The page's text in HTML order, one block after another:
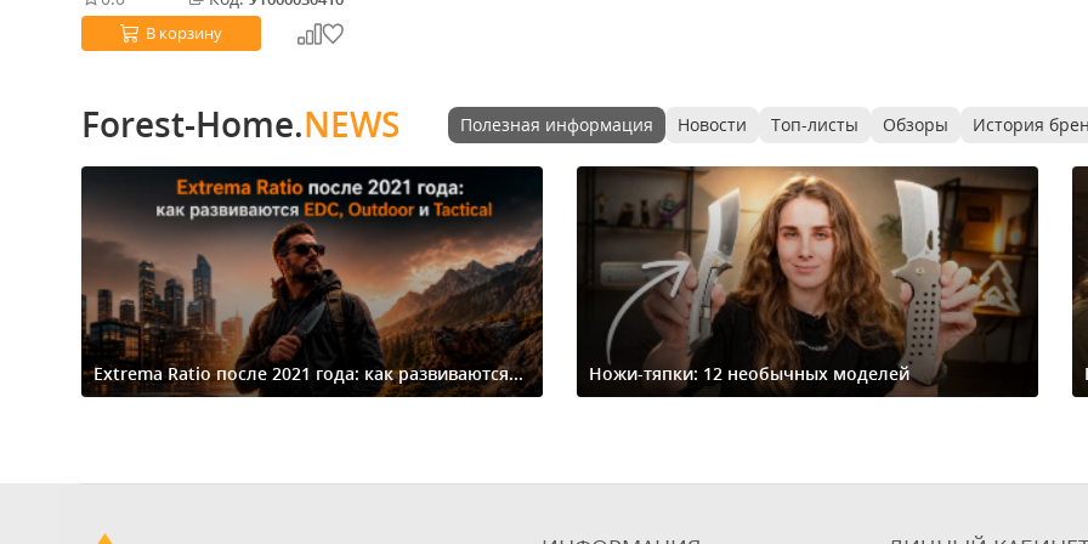
В корзину
Forest-Home.NEWS Полезная информация Новости Топ-листы Обзоры История
Extrema Ratio после 2021 года: как развиваются... Ножи-тяпки: 12 необычных моделей